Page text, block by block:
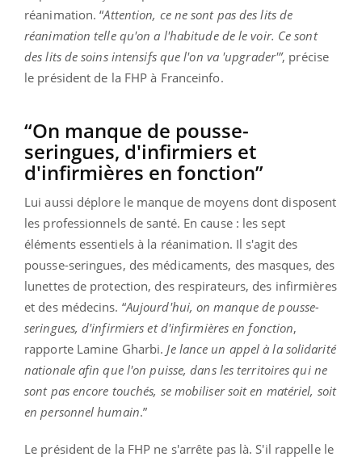
réanimation. “Attention, ce ne sont pas des lits de
réanimation telle qu'on a l'habitude de le voir. Ce sont
des lits de soins intensifs que l'on va 'upgrader'”, précise
le président de la FHP à Franceinfo.
“On manque de pousse-
seringues, d'infirmiers et
d'infirmières en fonction”
Lui aussi déplore le manque de moyens dont disposent
les professionnels de santé. En cause : les sept
éléments essentiels à la réanimation. Il s'agit des
pousse-seringues, des médicaments, des masques, des
lunettes de protection, des respirateurs, des infirmières
et des médecins. “Aujourd'hui, on manque de pousse-
seringues, d'infirmiers et d'infirmières en fonction,
rapporte Lamine Gharbi.Je lance un appel à la solidarité
nationale afin que l'on puisse, dans les territoires qui ne
sont pas encore touchés, se mobiliser soit en matériel, soit
en personnel humain.”
Le président de la FHP ne s'arrête pas là. S'il rappelle le